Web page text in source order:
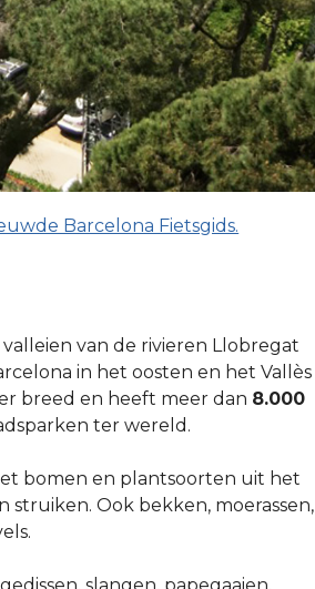
Barcelona Fietsgids.
van de rivieren Llobregat
in het oosten en het Vallès
breed en heeft meer dan 8.000
ter wereld.
bomen en plantsoorten uit het
struiken. Ook bekken, moerassen,